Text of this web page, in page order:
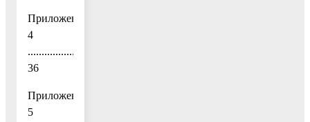
Приложение
4
36
Приложение
5